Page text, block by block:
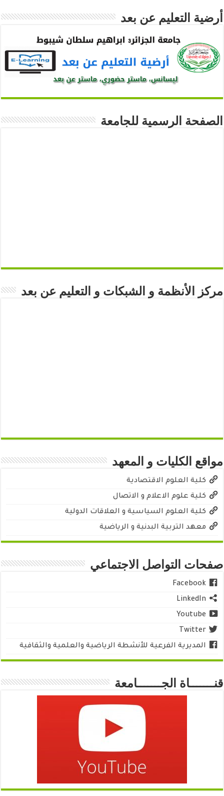
أرضية التعليم عن بعد
الصفحة الرسمية للجامعة
مركز الأنظمة و الشبكات و التعليم عن بعد
مواقع الكليات و المعهد
كلية العلوم الاقتصادية
كلية علوم الاعلام و الاتصال
كلية العلوم السياسية و العلاقات الدولية
معهد التربية البدنية و الرياضية
صفحات التواصل الاجتماعي
Facebook
LinkedIn
Youtube
Twitter
المديرية الفرعية للأنشطة الرياضية والعلمية والثقافية
قنـــــــاة الجـــــــامعة